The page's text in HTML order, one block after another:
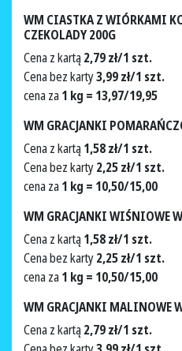
WM CIASTKA Z WIÓRKAMI
CZEKOLADY 200G
Cena z kartą 2,79 zł/1 szt.
Cena bez karty3,99 zł/1 szt.
cena za 1 kg = 13,97/19,95
WM GRACJANKI
Cena z kartą 1,58 zł/1 szt.
Cena bez karty2,25 zł/1 szt.
cena za 1 kg = 10,50/15,00
WM GRACJANKI WIŚNIOWE
Cena z kartą 1,58 zł/1 szt.
Cena bez karty2,25 zł/1 szt.
cena za 1 kg = 10,50/15,00
WM GRACJANKI MALINOWE
Cena z kartą 2,79 zł/1 szt.